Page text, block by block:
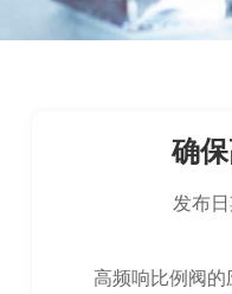
确
发布日
高频响比例阀